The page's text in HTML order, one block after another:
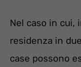
Nel caso in cui,
residenza in
case possono